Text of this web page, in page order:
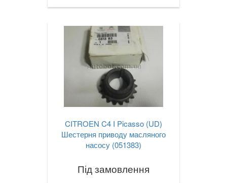
CITROEN C4 I Picasso (UD)
Шестерня приводу масляного
насосу (051383)
Під замовлення